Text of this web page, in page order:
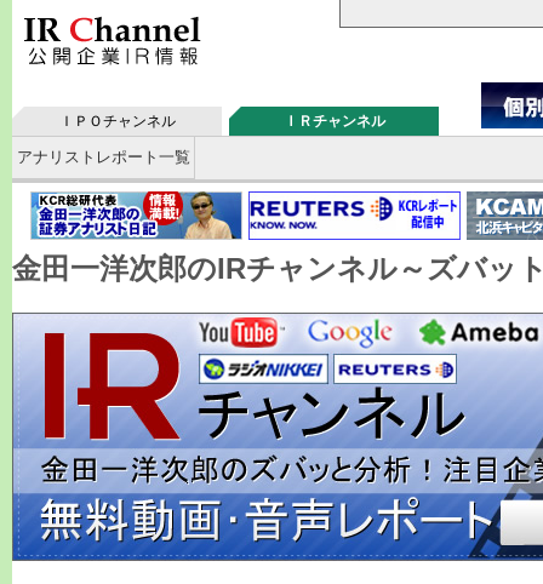
ＩＰＯチャンネル ＩＲチャンネル
アナリストレポート一覧
金田一洋次郎のIRチャンネル～ズバッ